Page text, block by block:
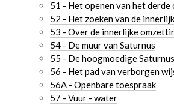
51 - Het openen van het derde
52 - Het zoeken van de
53 - Over de innerlijke
54 - De muur van Saturnus
55 - De hoogmoedige Saturnus
56 - Het pad van verborgen
56A - Openbare toespraak
57 - Vuur - water